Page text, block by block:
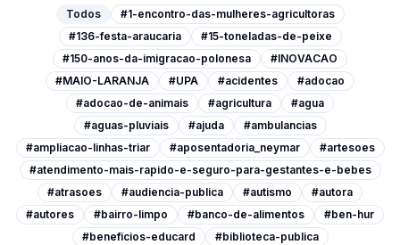
Todos
#1-encontro-das-mulheres-agricultoras
#136-festa-araucaria
#15-toneladas-de-peixe
#150-anos-da-imigracao-polonesa
#INOVACAO
#MAIO-LARANJA
#UPA #acidentes
#adocao
#adocao-de-animais
#agricultura
#agua
#aguas-pluviais
#ajuda
#ambulancias
#ampliacao-linhas-triar
#aposentadoria_neymar
#artesoes
#atendimento-mais-rapido-e-seguro-para-gestantes-e-bebes
#atrasoes
#audiencia-publica #autismo
#autora
#autores
#bairro-limpo #banco-de-alimentos
#ben-hur
#beneficios-educard
#biblioteca-publica